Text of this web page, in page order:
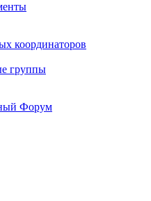
координаторов
группы
Форум